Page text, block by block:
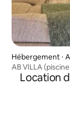
Hébergement ⋅
AB VILLA
Location